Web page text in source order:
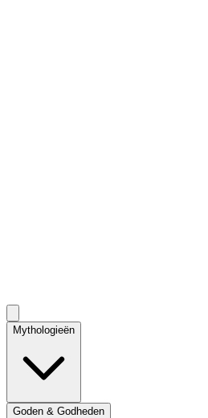
Mythologieën
Goden & Godheden